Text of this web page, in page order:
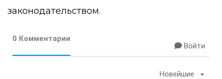
законодательством.
0 Комментарии
Войти
Новейшие